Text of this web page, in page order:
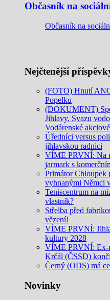
Občasník na
Občasník na
Nejčtenější
(FOTO) Hnutí
Popelku
(DOKUMENT)
Jihlavy, Svazu
Vodárenské
Úředníci versus
jihlavskou radnici
VÍME PRVNÍ: Na
jarmark s
Primátor Chloupek
vyhnanými Němci
Teniscentrum na
vlastník?
Střelba před
vězení!
VÍME PRVNÍ:
kultury 2028
VÍME PRVNÍ: Ex-
Krčál (ČSSD)
Černý (ODS) má
Novinky